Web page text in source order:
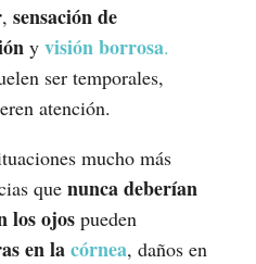
, sensación de
y visión borrosa.
ser temporales,
atención.
mucho más
que nunca deberían
los ojospueden
en lacórnea, daños en